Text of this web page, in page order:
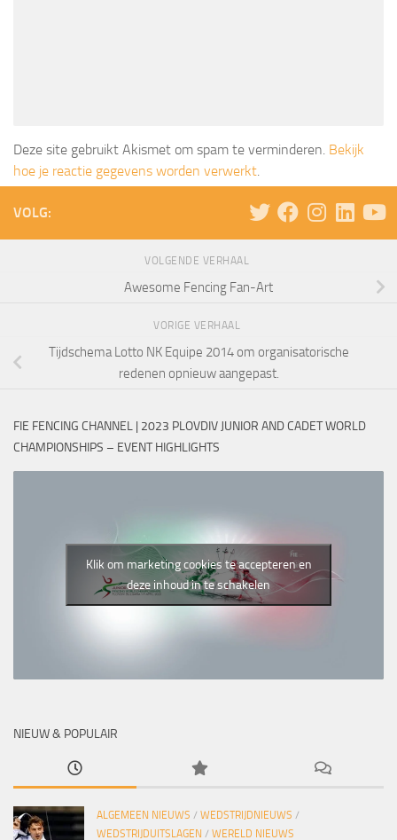
Deze site gebruikt Akismet om spam te verminderen. Bekijk
hoe je reactie gegevens worden verwerkt.
VOLG:
VOLGENDE VERHAAL
Awesome Fencing Fan-Art
VORIGE VERHAAL
Tijdschema Lotto NK Equipe 2014 om organisatorische
redenen opnieuw aangepast.
FIE FENCING CHANNEL | 2023 PLOVDIV JUNIOR AND CADET WORLD
CHAMPIONSHIPS – EVENT HIGHLIGHTS
Klik om marketing cookies te accepteren en
deze inhoud in te schakelen
NIEUW & POPULAIR
ALGEMEEN NIEUWS / WEDSTRIJDNIEUWS /
WEDSTRIJDUITSLAGEN / WERELD NIEUWS